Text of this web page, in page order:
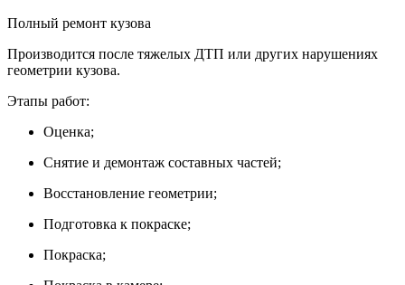
Полный ремонт кузова
Производится после тяжелых ДТП или других нарушениях
геометрии кузова.
Этапы работ:
Оценка;
Снятие и демонтаж составных частей;
Восстановление геометрии;
Подготовка к покраске;
Покраска;